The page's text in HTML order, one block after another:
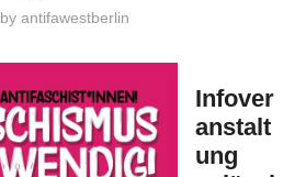
byantifawestberlin
Infover
anstalt
ung